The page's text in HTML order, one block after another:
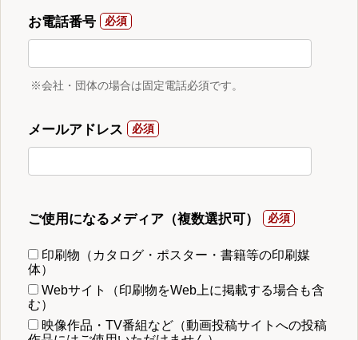
お電話番号
※会社・団体の場合は固定電話必須です。
メールアドレス
ご使用になるメディア（複数選択可）
印刷物（カタログ・ポスター・書籍等の印刷媒
体）
Webサイト（印刷物をWeb上に掲載する場合も含
む）
映像作品・TV番組など（動画投稿サイトへの投稿